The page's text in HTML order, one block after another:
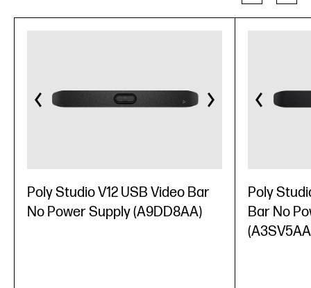
Poly Studio V12 USB Video Bar
No Power Supply (A9DD8AA)
Poly
Bar No